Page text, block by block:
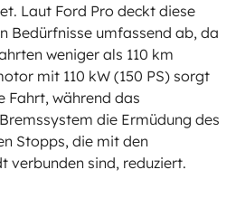
Laut Ford Pro deckt diese
Bedürfnisse umfassend ab, da
weniger als 110 km
mit 110 kW (150 PS) sorgt
Fahrt, während das
die Ermüdung des
Stopps, die mit den
verbunden sind, reduziert.